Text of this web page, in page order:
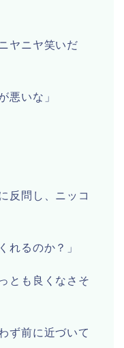
ヤニヤ笑いだ
悪いな」
反問し、ニッコ
れるのか？」
とも良くなさそ
ず前に近づいて